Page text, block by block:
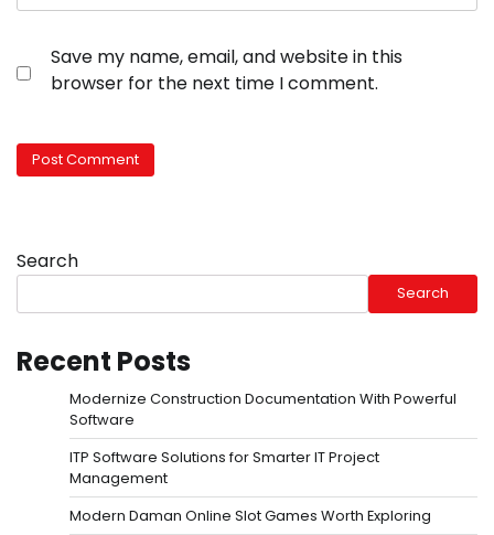
Save my name, email, and website in this
browser for the next time I comment.
Search
Search
Recent Posts
Modernize Construction Documentation With Powerful
Software
ITP Software Solutions for Smarter IT Project
Management
Modern Daman Online Slot Games Worth Exploring